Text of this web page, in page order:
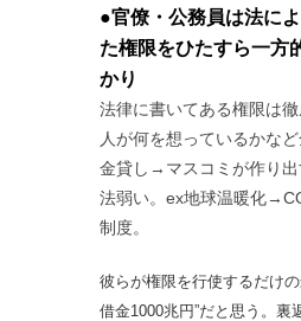
●官僚・公務員は法に
た権限をひたすら一方
かり
法律に書いてある権限は
人が何を想っているかなど
金貸し→マスコミが作り出
法弱い。ex地球温暖化
制度。
彼らが権限を行使するだけ
借金1000兆円”だと思う。裏